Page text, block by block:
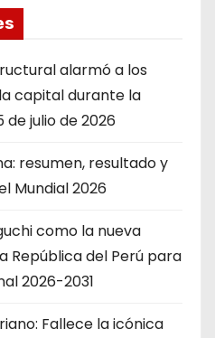
alarmó a los
capital durante la
de julio de 2026
resumen, resultado y
Mundial 2026
como la nueva
República del Perú para
2026-2031
Fallece la icónica